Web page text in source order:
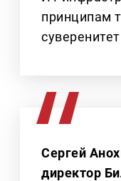
принципам
Сергей
директор